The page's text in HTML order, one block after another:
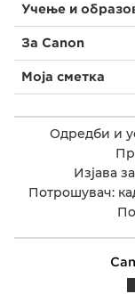
Учење и
За Canon
Моја сметка
Одредби и
Изјава
Потрошувач: